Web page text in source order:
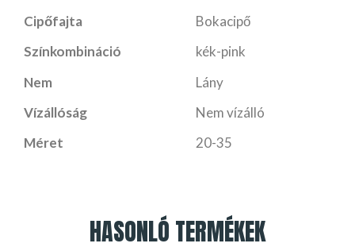
Cipőfajta
Bokacipő
Színkombináció
kék-pink
Nem
Lány
Vízállóság
Nem vízálló
Méret
20-35
HASONLÓ TERMÉKEK